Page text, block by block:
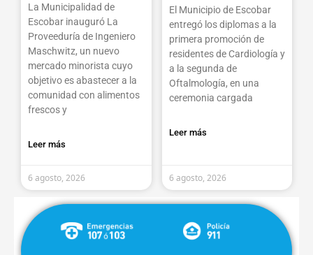
La Municipalidad de
Escobar inauguró La
Proveeduría de Ingeniero
Maschwitz, un nuevo
mercado minorista cuyo
objetivo es abastecer a la
comunidad con alimentos
frescos y
Leer más
6 agosto, 2026
El Municipio de Escobar
entregó los diplomas a la
primera promoción de
residentes de Cardiología y
a la segunda de
Oftalmología, en una
ceremonia cargada
Leer más
6 agosto, 2026